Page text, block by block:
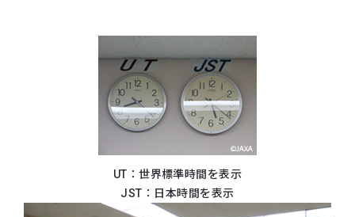
UT：世界標準時間を表示
JST：日本時間を表示